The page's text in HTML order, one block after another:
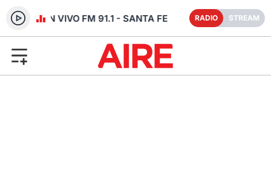
RADIO EN VIVO FM 91.1 - SANTA FE RADIO STREAM